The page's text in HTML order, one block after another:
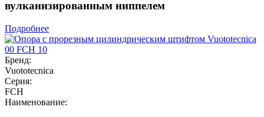
вулканизированным ниппелем
Подробнее
Бренд:
Vuototecnica
Серия:
FCH
Наименование: